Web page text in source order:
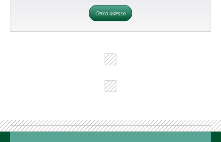
Cerca adesso